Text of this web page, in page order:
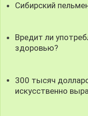
Сибирский
Вредит ли
здоровью?
300 тысяч
искусственно